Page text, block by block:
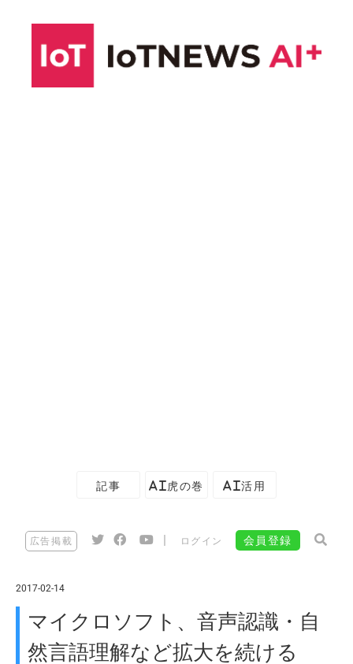
記事 AI虎の巻 AI活用
広告掲載 ログイン 会員登録
2017-02-14
マイクロソフト、音声認識・自
然言語理解など拡大を続ける